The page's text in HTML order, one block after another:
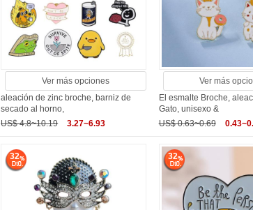
Ver más opciones
aleación de zinc broche, barniz de
secado al horno,
US$ 4.8~10.19
3.27~6.93
Ver más
El esmalte Broche,
Gato, unisexo &
US$ 0.63~0.69
32 32